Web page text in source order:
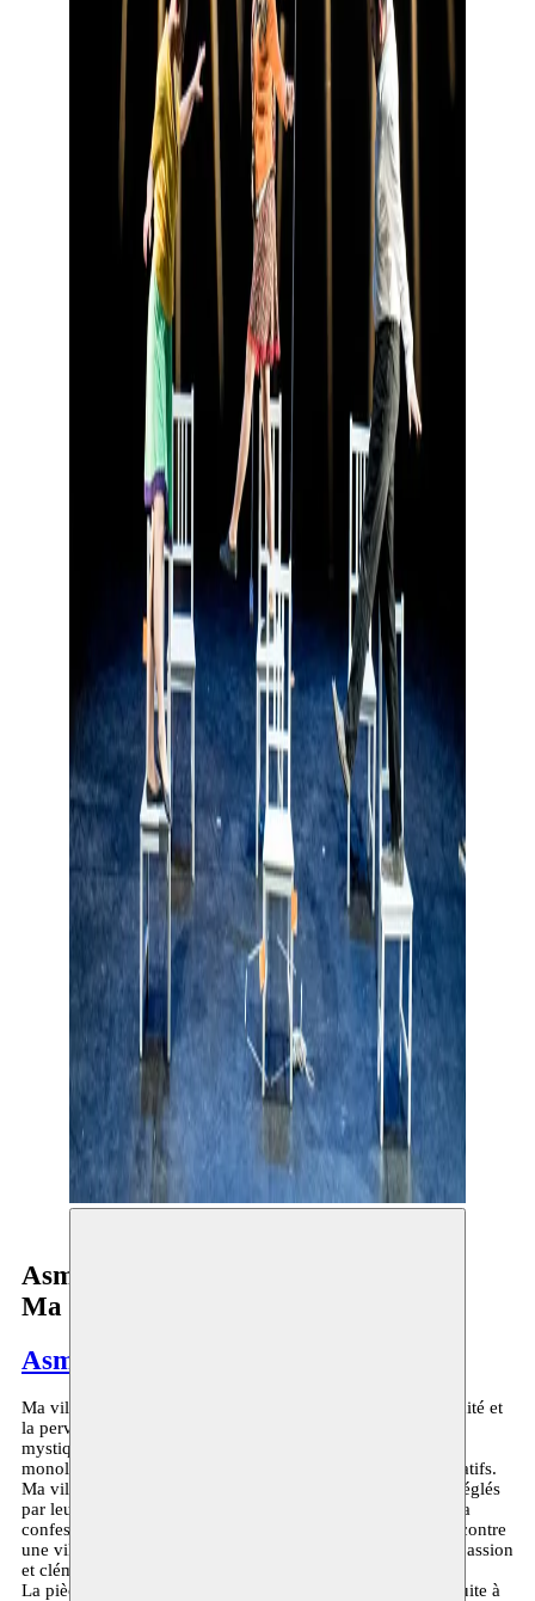
Asmaa Houri
Ma ville m’a tuer
Asmaa Houri
Ma ville m’a tuer est un univers entier qui abrite la complexité et
la perversité humaine: des histoires intimes, des rencontres
mystiques et fusionnelles, des disputes chroniques, des
monologues introspectifs et des questionnements contemplatifs.
Ma ville m’a tuer c’est l’ histoire d’individus détraqués, déréglés
par leurs quotidiens cherchant désespérément refuge dans la
confession et la revendication. Ils condamnent, protestent, contre
une ville en abîme, insouciante et dépourvue de toute compassion
et clémence.
La pièce raconte l’histoire d’un groupe de personnes qui, suite à